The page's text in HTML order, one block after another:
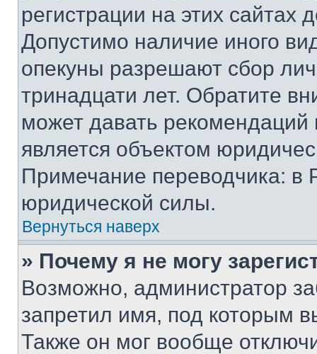
регистрации на этих сайтах
Допустимо наличие иного
опекуны разрешают сбор
тринадцати лет. Обратите
может давать
является объектом
Примечание переводчика: в
юридической силы.
Вернуться наверх
» Почему я не могу
Возможно, администратор
запретил имя, под которым
Также он мог вообще